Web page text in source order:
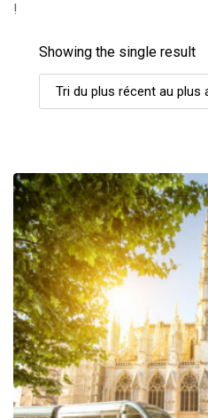
!
Showing the single result